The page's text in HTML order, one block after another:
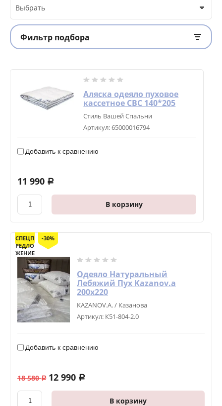
Выбрать
Фильтр подбора
Аляска одеяло пуховое
кассетное СВС 140*205
Стиль Вашей Спальни
Артикул:65000016794
Добавить к сравнению
11 990 a
В корзину
СПЕЦП
РЕДЛО
ЖЕНИЕ
-30%
Одеяло Натуральный
Лебяжий Пух Kazanov.a
200х220
KAZANOV.A. / Казанова
Артикул: К51-804-2.0
Добавить к сравнению
18 580 a 12 990 a
В корзину